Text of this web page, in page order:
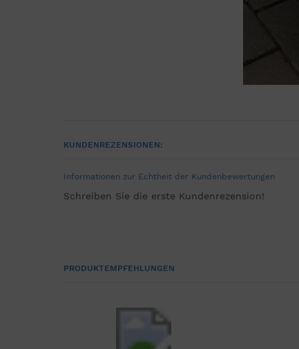
KUNDENREZENSIONEN:
Informationen zur Echtheit der Kundenbewertungen
Schreiben Sie die erste Kundenrezension!
PRODUKTEMPFEHLUNGEN